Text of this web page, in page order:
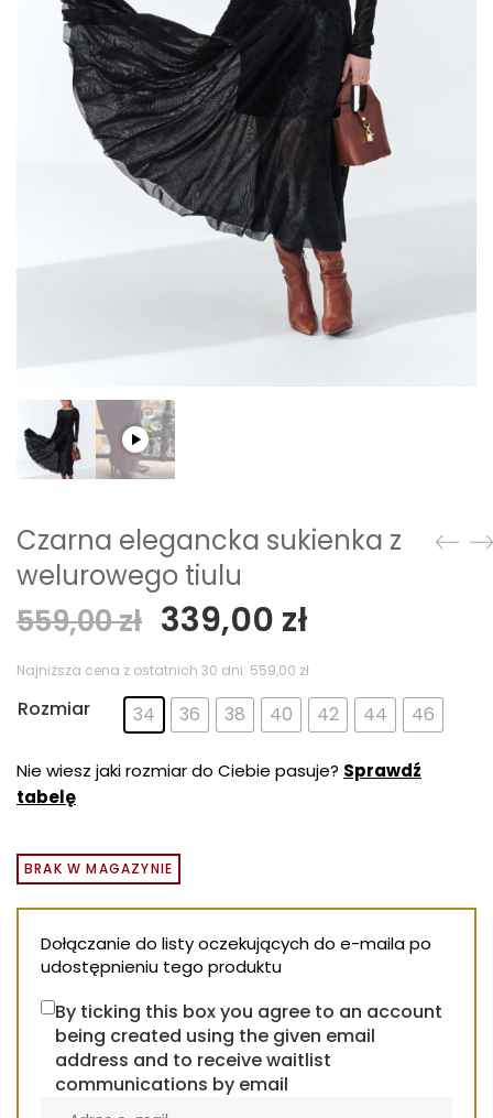
Czarna elegancka sukienka z
welurowego tiulu
559,00zł Pierwotna
cena
wynosiła:
559,00 zł.
339,00 zł
wynosi:
339,00 zł.
Najniższa cena z ostatnich 30 dni: 559,00 zł
Rozmiar 34 36 38 40 42 44 46
Nie wiesz jaki rozmiar do Ciebie pasuje? Sprawdź
tabelę
BRAK W MAGAZYNIE
Dołączanie do listy oczekujących do e-maila po
udostępnieniu tego produktu
By ticking this box you agree to an account
being created using the given email
address and to receive waitlist
communications by email